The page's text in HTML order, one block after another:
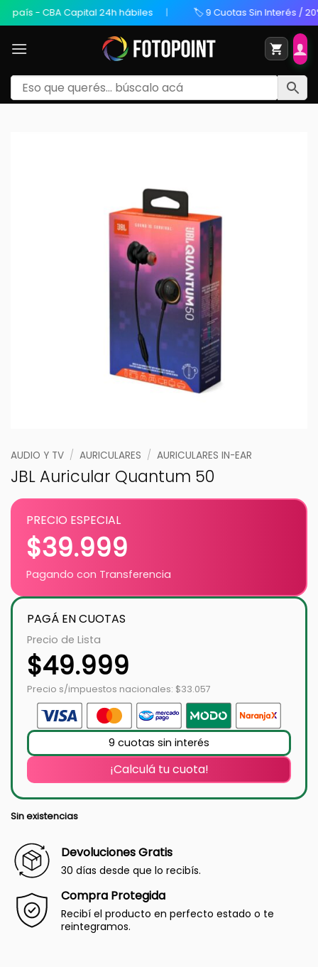
CBA Capital 24h hábiles 🏷️ 9 Cuotas Sin Interés / 20% OFF
AUDIO Y TV / AURICULARES / AURICULARES IN-EAR
JBL Auricular Quantum 50
PRECIO ESPECIAL
$39.999
Pagando con Transferencia
PAGÁ EN CUOTAS
Precio de Lista
$49.999
Precio s/impuestos nacionales: $33.057
9 cuotas sin interés
¡Calculá tu cuota!
Sin existencias
Devoluciones Gratis
30 días desde que lo recibís.
Compra Protegida
Recibí el producto en perfecto estado o te
reintegramos.